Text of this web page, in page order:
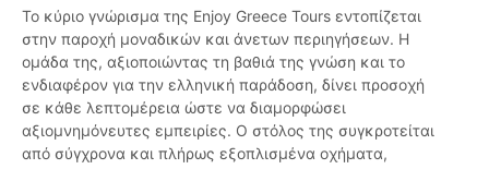
Το κύριο γνώρισμα της Enjoy Greece Tours εντοπίζεται
στην παροχή μοναδικών και άνετων περιηγήσεων. Η
ομάδα της, αξιοποιώντας τη βαθιά της γνώση και το
ενδιαφέρον για την ελληνική παράδοση, δίνει προσοχή
σε κάθε λεπτομέρεια ώστε να διαμορφώσει
αξιομνημόνευτες εμπειρίες. Ο στόλος της συγκροτείται
από σύγχρονα και πλήρως εξοπλισμένα οχήματα,